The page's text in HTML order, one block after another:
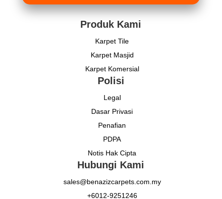
Produk Kami
Karpet Tile
Karpet Masjid
Karpet Komersial
Polisi
Legal
Dasar Privasi
Penafian
PDPA
Notis Hak Cipta
Hubungi Kami
sales@benazizcarpets.com.my
+6012-9251246